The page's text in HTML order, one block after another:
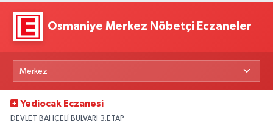
Osmaniye Merkez Nöbetçi Eczaneler
Yediocak Eczanesi
DEVLET BAHÇELİ BULVARI 3.ETAP